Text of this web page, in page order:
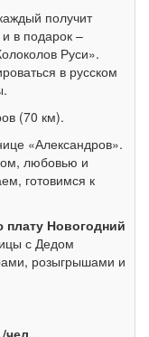
получит
в подарок –
Руси».
в русском
(70 км).
«Александров».
любовью и
готовимся к
Новогодний
с Дедом
розыгрышами и